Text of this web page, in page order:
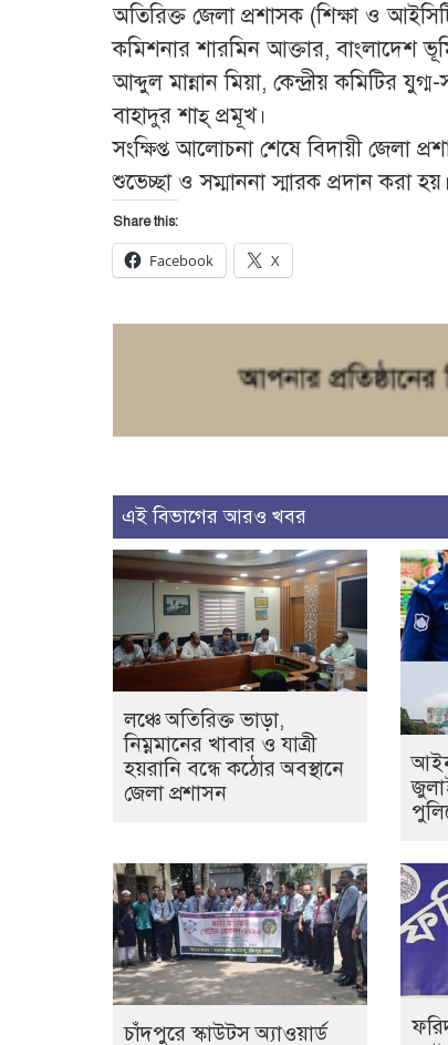
অতিরিক্ত জেলা প্রশাসক (শিক্ষা ও
কমিশনার শারমিন আক্তার, বাংলাদেশ
আব্দুল মান্নান মিয়া, কেন্দ্রীয় কমিটির
বাহাদুর শাহ্ প্রমূখ।
সংক্ষিপ্ত আলোচনা শেষে বিদায়ী জেলা
শুভেচ্ছা ও সম্মাননা স্মারক প্রদান করা হয়।
Share this:
Facebook X
এই বিভাগের আরও খবর
লঞ্চে অতিরিক্ত ভাড়া,
নিম্নমানের খাবার ও যাত্রী
হয়রানি বন্ধে কঠোর অবস্থানে
জেলা প্রশাসন
চাঁদপুরে স্কাউটস অ্যাওয়ার্ড